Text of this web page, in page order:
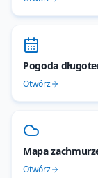
Pogoda
Otwórz
Mapa
Otwórz